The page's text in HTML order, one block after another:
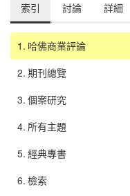
索引 討論 詳細
1. 哈佛商業評論
2. 期刊總覽
3. 個案研究
4. 所有主題
5. 經典專書
6. 檢索